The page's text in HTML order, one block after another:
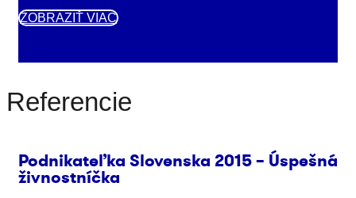
ZOBRAZIŤ VIAC
Referencie
Podnikateľka Slovenska 2015 – Úspešná
živnostníčka